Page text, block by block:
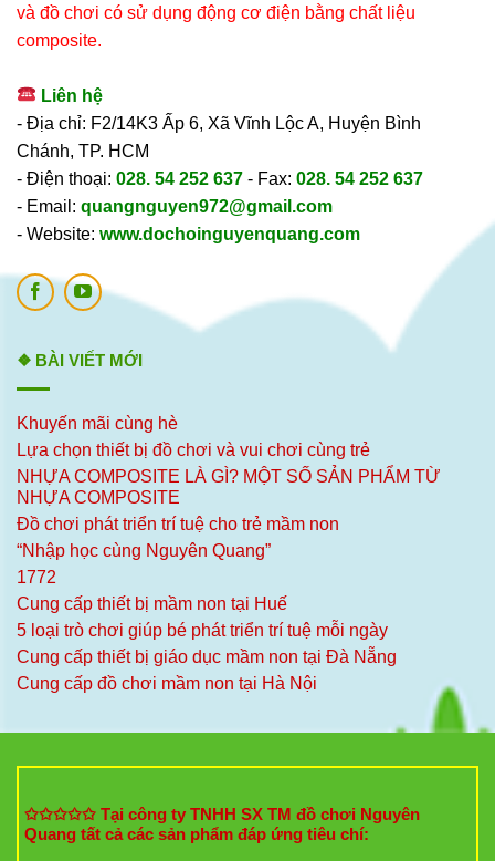
và đồ chơi có sử dụng động cơ điện bằng chất liệu
composite.
Liên hệ
- Địa chỉ: F2/14K3 Ấp 6, Xã Vĩnh Lộc A, Huyện Bình
Chánh, TP. HCM
- Điện thoại: 028. 54 252 637 - Fax: 028. 54 252 637
- Email: quangnguyen972@gmail.com
- Website: www.dochoinguyenquang.com
❖ BÀI VIẾT MỚI
Khuyến mãi cùng hè
Lựa chọn thiết bị đồ chơi và vui chơi cùng trẻ
NHỰA COMPOSITE LÀ GÌ? MỘT SỐ SẢN PHẨM TỪ
NHỰA COMPOSITE
Đồ chơi phát triển trí tuệ cho trẻ mầm non
“Nhập học cùng Nguyên Quang”
1772
Cung cấp thiết bị mầm non tại Huế
5 loại trò chơi giúp bé phát triển trí tuệ mỗi ngày
Cung cấp thiết bị giáo dục mầm non tại Đà Nẵng
Cung cấp đồ chơi mầm non tại Hà Nội
✩✩✩✩✩ Tại công ty TNHH SX TM đồ chơi Nguyên
Quang tất cả các sản phẩm đáp ứng tiêu chí: